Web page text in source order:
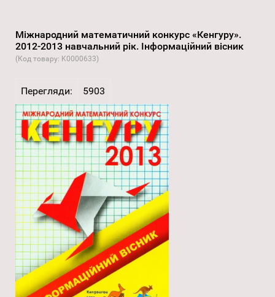
Міжнародний математичний конкурс «Кенгуру».
2012-2013 навчальний рік. Інформаційний вісник
(Код товару: K0000633)
Перегляди: 5903